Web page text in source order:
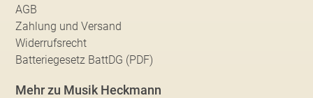
AGB
Zahlung und Versand
Widerrufsrecht
Batteriegesetz BattDG (PDF)
Mehr zu Musik Heckmann